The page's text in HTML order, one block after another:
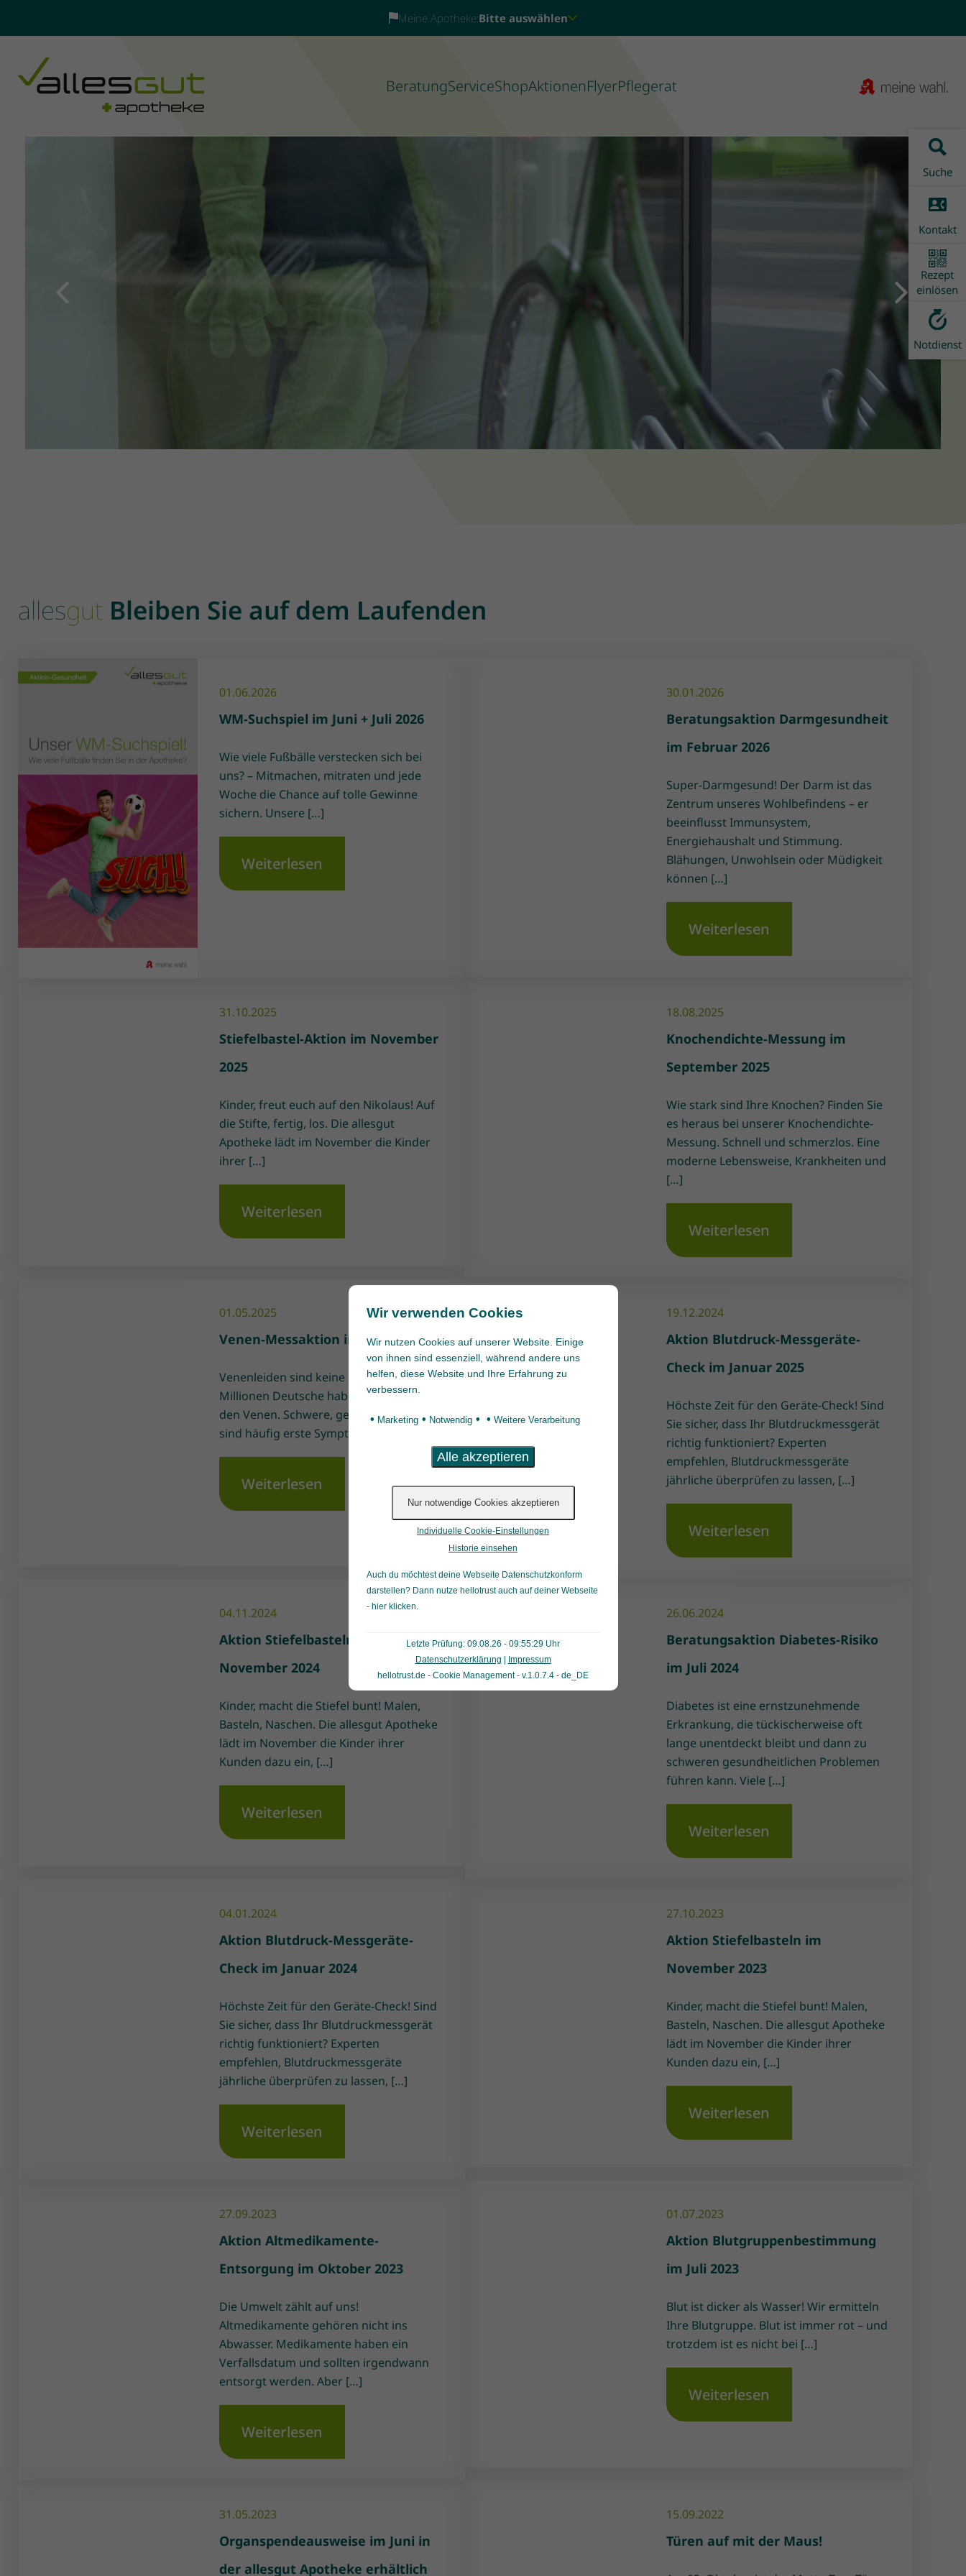
Meine Apotheke:Bitte auswählen
BeratungServiceShopAktionenFlyerPflegerat
Previous Next
Suche
Kontakt
Rezept
einlösen
Notdienst
allesgut Bleiben Sie auf dem Laufenden
01.06.2026
WM-Suchspiel im Juni + Juli 2026
Wie viele Fußbälle verstecken sich bei
uns? – Mitmachen, mitraten und jede
Woche die Chance auf tolle Gewinne
sichern. Unsere […]
Weiterlesen
30.01.2026
Beratungsaktion Darmgesundheit
im Februar 2026
Super-Darmgesund! Der Darm ist das
Zentrum unseres Wohlbefindens – er
beeinflusst Immunsystem,
Energiehaushalt und Stimmung.
Blähungen, Unwohlsein oder Müdigkeit
können […]
Weiterlesen
31.10.2025
Stiefelbastel-Aktion im November
2025
Kinder, freut euch auf den Nikolaus! Auf
die Stifte, fertig, los. Die allesgut
Apotheke lädt im November die Kinder
ihrer […]
Weiterlesen
18.08.2025
Knochendichte-Messung im
September 2025
Wie stark sind Ihre Knochen? Finden Sie
es heraus bei unserer Knochendichte-
Messung. Schnell und schmerzlos. Eine
moderne Lebensweise, Krankheiten und
[…]
Weiterlesen
01.05.2025
Venen-Messaktion im Mai 2025
Venenleiden sind keine Seltenheit. 22
Millionen Deutsche haben Probleme mit
den Venen. Schwere, geschwollene Beine
sind häufig erste Symptome für […]
Weiterlesen
19.12.2024
Aktion Blutdruck-Messgeräte-
Check im Januar 2025
Höchste Zeit für den Geräte-Check! Sind
Sie sicher, dass Ihr Blutdruckmessgerät
richtig funktioniert? Experten
empfehlen, Blutdruckmessgeräte
jährliche überprüfen zu lassen, […]
Weiterlesen
04.11.2024
Aktion Stiefelbasteln im
November 2024
Kinder, macht die Stiefel bunt! Malen,
Basteln, Naschen. Die allesgut Apotheke
lädt im November die Kinder ihrer
Kunden dazu ein, […]
Weiterlesen
26.06.2024
Beratungsaktion Diabetes-Risiko
im Juli 2024
Diabetes ist eine ernstzunehmende
Erkrankung, die tückischerweise oft
lange unentdeckt bleibt und dann zu
schweren gesundheitlichen Problemen
führen kann. Viele […]
Weiterlesen
04.01.2024
Aktion Blutdruck-Messgeräte-
Check im Januar 2024
Höchste Zeit für den Geräte-Check! Sind
Sie sicher, dass Ihr Blutdruckmessgerät
richtig funktioniert? Experten
empfehlen, Blutdruckmessgeräte
jährliche überprüfen zu lassen, […]
Weiterlesen
27.10.2023
Aktion Stiefelbasteln im
November 2023
Kinder, macht die Stiefel bunt! Malen,
Basteln, Naschen. Die allesgut Apotheke
lädt im November die Kinder ihrer
Kunden dazu ein, […]
Weiterlesen
27.09.2023
Aktion Altmedikamente-
Entsorgung im Oktober 2023
Die Umwelt zählt auf uns!
Altmedikamente gehören nicht ins
Abwasser. Medikamente haben ein
Verfallsdatum und sollten irgendwann
entsorgt werden. Aber […]
Weiterlesen
01.07.2023
Aktion Blutgruppenbestimmung
im Juli 2023
Blut ist dicker als Wasser! Wir ermitteln
Ihre Blutgruppe. Blut ist immer rot – und
trotzdem ist es nicht bei […]
Weiterlesen
31.05.2023
Organspendeausweise im Juni in
der allesgut Apotheke erhältlich
15.09.2022
Türen auf mit der Maus!
Wir verwenden Cookies
Wir nutzen Cookies auf unserer Website. Einige
von ihnen sind essenziell, während andere uns
helfen, diese Website und Ihre Erfahrung zu
verbessern.
• Marketing • Notwendig • • Weitere Verarbeitung
Individuelle Cookie-Einstellungen
Historie einsehen
Auch du möchtest deine Webseite Datenschutzkonform
darstellen? Dann nutze hellotrust auch auf deiner Webseite
- hier klicken
Letzte Prüfung: 09.08.26 - 09:55:29 Uhr
Datenschutzerklärung | Impressum
hellotrust.de - Cookie Management - v.1.0.7.4 - de_DE